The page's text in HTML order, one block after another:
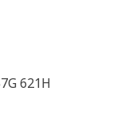
621H